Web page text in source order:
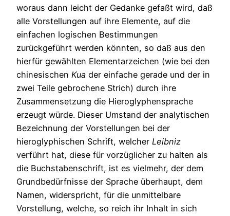
woraus dann leicht der Gedanke gefaßt wird, daß
alle Vorstellungen auf ihre Elemente, auf die
einfachen logischen Bestimmungen
zurückgeführt werden könnten, so daß aus den
hierfür gewählten Elementarzeichen (wie bei den
chinesischen Kua der einfache gerade und der in
zwei Teile gebrochene Strich) durch ihre
Zusammensetzung die Hieroglyphensprache
erzeugt würde. Dieser Umstand der analytischen
Bezeichnung der Vorstellungen bei der
hieroglyphischen Schrift, welcher Leibniz
verführt hat, diese für vorzüglicher zu halten als
die Buchstabenschrift, ist es vielmehr, der dem
Grundbedürfnisse der Sprache überhaupt, dem
Namen, widerspricht, für die unmittelbare
Vorstellung, welche, so reich ihr Inhalt in sich